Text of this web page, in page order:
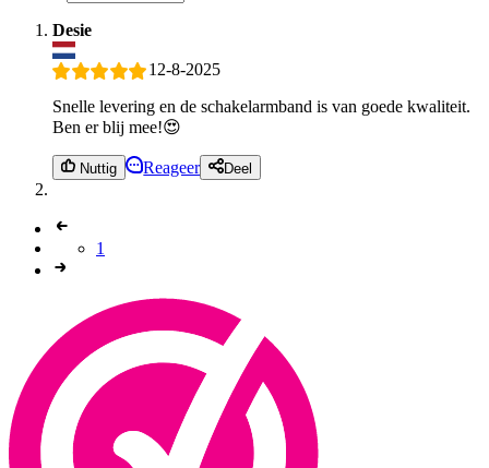
Desie
12-8-2025
Snelle levering en de schakelarmband is van goede kwaliteit.
Ben er blij mee!😍
Nuttig Reageer Deel
1